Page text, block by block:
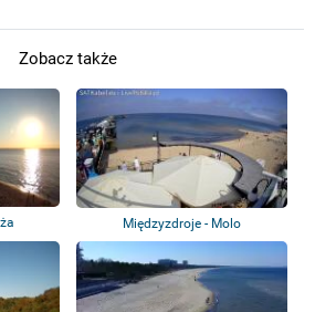
Zobacz także
Międzyzdroje - Molo